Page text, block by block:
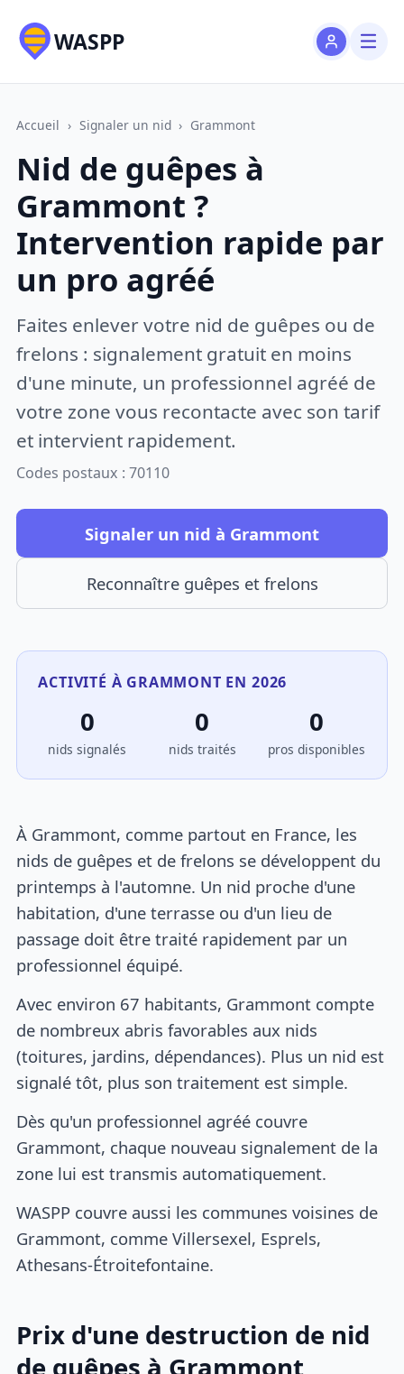
WASPP
Accueil › Signaler un nid › Grammont
Nid de guêpes à
Grammont ?
Intervention rapide par
un pro agréé
Faites enlever votre nid de guêpes ou de
frelons : signalement gratuit en moins
d'une minute, un professionnel agréé de
votre zone vous recontacte avec son tarif
et intervient rapidement.
Codes postaux : 70110
Signaler un nid à Grammont
Reconnaître guêpes et frelons
ACTIVITÉ À GRAMMONT EN 2026
0
nids signalés
0
nids traités
0
pros disponibles
À Grammont, comme partout en France, les
nids de guêpes et de frelons se développent du
printemps à l'automne. Un nid proche d'une
habitation, d'une terrasse ou d'un lieu de
passage doit être traité rapidement par un
professionnel équipé.
Avec environ 67 habitants, Grammont compte
de nombreux abris favorables aux nids
(toitures, jardins, dépendances). Plus un nid est
signalé tôt, plus son traitement est simple.
Dès qu'un professionnel agréé couvre
Grammont, chaque nouveau signalement de la
zone lui est transmis automatiquement.
WASPP couvre aussi les communes voisines de
Grammont, comme Villersexel, Esprels,
Athesans-Étroitefontaine.
Prix d'une destruction de nid
de guêpes à Grammont